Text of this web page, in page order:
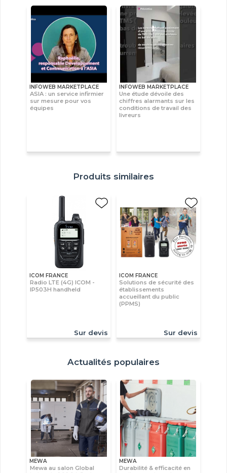
INFOWEB MARKETPLACE
ASIA : un service infirmier
sur mesure pour vos
équipes
INFOWEB MARKETPLACE
Une étude dévoile des
chiffres alarmants sur les
conditions de travail des
livreurs
Produits similaires
ICOM FRANCE
Radio LTE (4G) ICOM -
IP503H handheld
Sur devis
ICOM FRANCE
Solutions de sécurité des
établissements
accueillant du public
(PPMS)
Sur devis
Actualités populaires
MEWA
Mewa au salon Global
MEWA
Durabilité & efficacité en